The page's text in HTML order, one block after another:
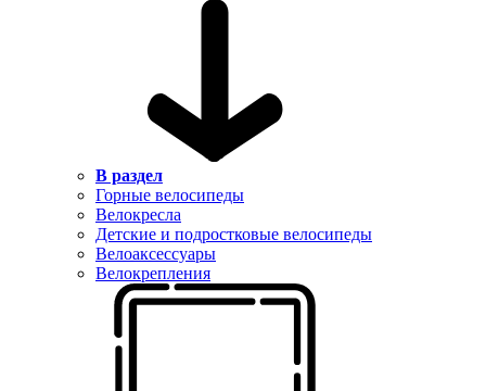
В раздел
Горные велосипеды
Велокресла
Детские и подростковые велосипеды
Велоаксессуары
Велокрепления